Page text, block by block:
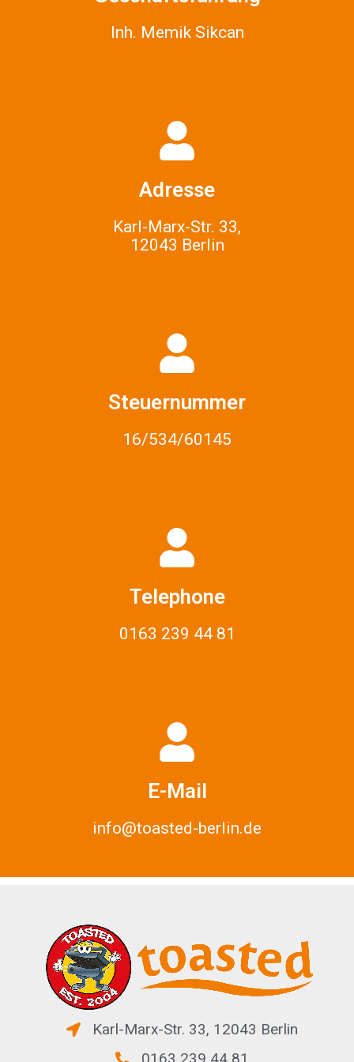
Inh. Memik Sikcan
Adresse
Karl-Marx-Str. 33,
12043 Berlin
Steuernummer
16/534/60145
Telephone
0163 239 44 81
E-Mail
info@toasted-berlin.de
Karl-Marx-Str. 33, 12043 Berlin